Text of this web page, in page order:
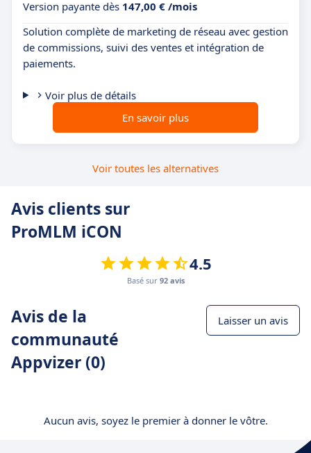
Version payante dès 147,00 € /mois
Solution complète de marketing de réseau avec gestion
de commissions, suivi des ventes et intégration de
paiements.
Voir plus de détails
En savoir plus
Voir toutes les alternatives
Avis clients sur
ProMLM iCON
4.5
Basé sur 92 avis
Avis de la
communauté
Appvizer (0)
Laisser un avis
Aucun avis, soyez le premier à donner le vôtre.